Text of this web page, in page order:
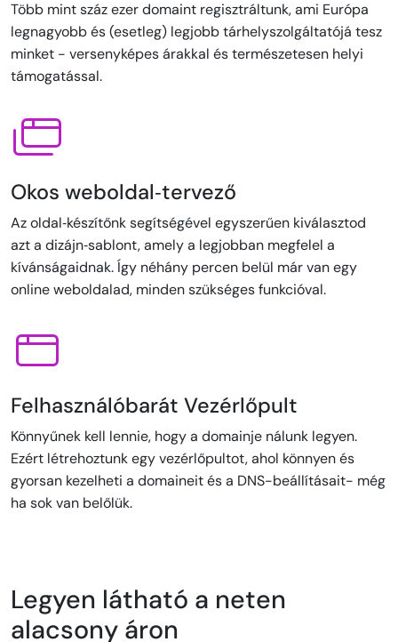
Több mint száz ezer domaint regisztráltunk, ami Európa
legnagyobb és (esetleg) legjobb tárhelyszolgáltatójá tesz
minket - versenyképes árakkal és természetesen helyi
támogatással.
Okos weboldal‑tervező
Az oldal‑készítőnk segítségével egyszerűen kiválasztod
azt a dizájn‑sablont, amely a legjobban megfelel a
kívánságaidnak. Így néhány percen belül már van egy
online weboldalad, minden szükséges funkcióval.
Felhasználóbarát Vezérlőpult
Könnyűnek kell lennie, hogy a domainje nálunk legyen.
Ezért létrehoztunk egy vezérlőpultot, ahol könnyen és
gyorsan kezelheti a domaineit és a DNS-beállításait- még
ha sok van belőlük.
Legyen látható a neten
alacsony áron